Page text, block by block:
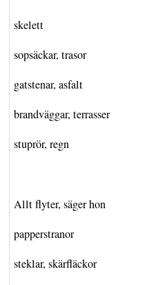
skelett
sopsäckar, trasor
gatstenar, asfalt
brandväggar, terrasser
stuprör, regn
Allt flyter, säger hon
papperstranor
steklar, skärfläckor